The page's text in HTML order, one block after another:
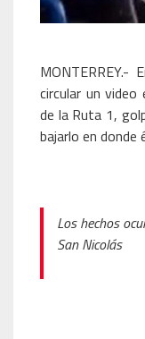
MONTERREY.-
circular un video
de la Ruta 1,
bajarlo en donde
Los hechos
San Nicolás